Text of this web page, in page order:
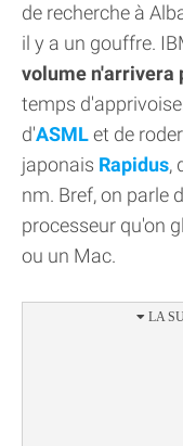
de recherche à
il y a un gouffre.
volume n'arrivera
temps
d'ASMLet de
japonais Rapidus,
nm. Bref, on parle
processeur qu'on
ou un Mac.